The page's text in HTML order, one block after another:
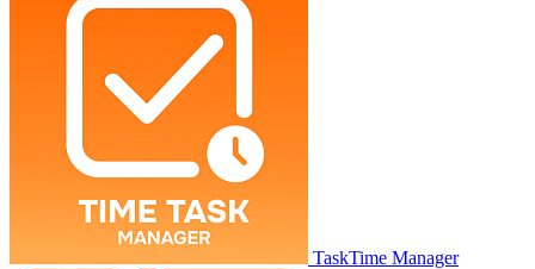
TaskTime Manager